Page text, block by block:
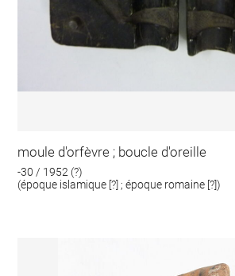
moule d'orfèvre ; boucle d'oreille
-30 / 1952 (?)
(époque islamique [?] ; époque romaine [?])